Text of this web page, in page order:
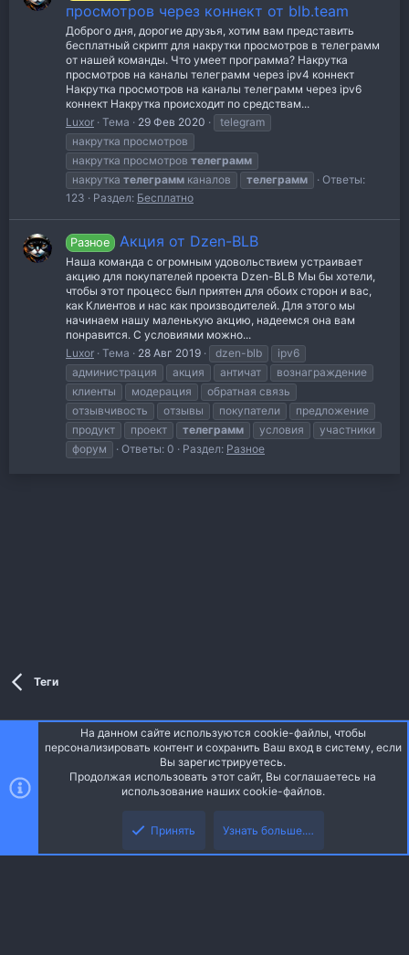
просмотров через коннект от blb.team
Доброго дня, дорогие друзья, хотим вам представить
бесплатный скрипт для накрутки просмотров в телеграмм
от нашей команды. Что умеет программа? Накрутка
просмотров на каналы телеграмм через ipv4 коннект
Накрутка просмотров на каналы телеграмм через ipv6
коннект Накрутка происходит по средствам...
Luxor Тема 29 Фев 2020
telegram
накрутка просмотров
накрутка просмотров телеграмм
накрутка телеграмм каналов телеграмм
Ответы:
123
Раздел: Бесплатно
Разное Акция от Dzen-BLB
Наша команда с огромным удовольствием устраивает
акцию для покупателей проекта Dzen-BLB Мы бы хотели,
чтобы этот процесс был приятен для обоих сторон и вас,
как Клиентов и нас как производителей. Для этого мы
начинаем нашу маленькую акцию, надеемся она вам
понравится. С условиями можно...
Luxor Тема 28 Авг 2019 dzen-blb
ipv6
администрация
акция античат
вознаграждение
клиенты
модерация
обратная связь
отзывчивость
отзывы покупатели
предложение
продукт
проект телеграмм условия
участники
форум
Ответы: 0 Раздел: Разное
Теги
Обратная связь
Условия и правила
Политика конфиденциальности
Style and add-ons by ThemeHouse
Перевод от Jumuro ®
Запросы 13 Время 0.0379s Память 3.49MB
Верх
На данном сайте используются cookie-файлы, чтобы
персонализировать контент и сохранить Ваш вход в систему, если
Вы зарегистрируетесь.
Продолжая использовать этот сайт, Вы соглашаетесь на
использование наших cookie-файлов.
Принять Узнать больше.…